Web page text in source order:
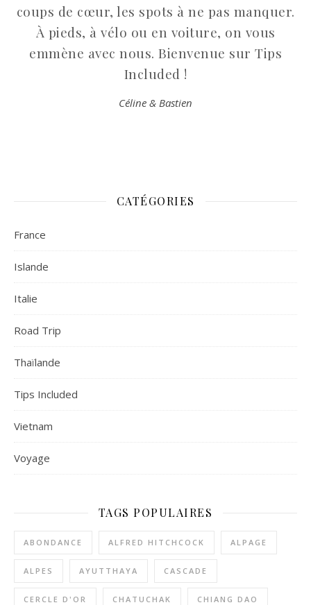
coups de cœur, les spots à ne pas manquer.
À pieds, à vélo ou en voiture, on vous
emmène avec nous. Bienvenue sur Tips
Included !
Céline & Bastien
CATÉGORIES
France
Islande
Italie
Road Trip
Thaïlande
Tips Included
Vietnam
Voyage
TAGS POPULAIRES
ABONDANCE ALFRED HITCHCOCK ALPAGE
ALPES AYUTTHAYA CASCADE
CERCLE D'OR CHATUCHAK CHIANG DAO